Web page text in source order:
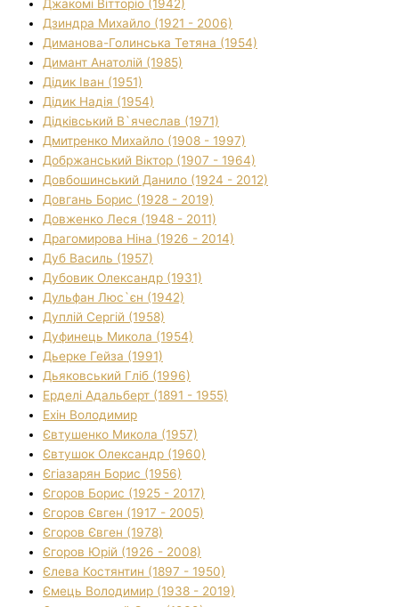
Джакомі Вітторіо (1942)
Дзиндра Михайло (1921 - 2006)
Диманова-Голинська Тетяна (1954)
Димант Анатолій (1985)
Дідик Іван (1951)
Дідик Надія (1954)
Дідківський В`ячеслав (1971)
Дмитренко Михайло (1908 - 1997)
Добржанський Віктор (1907 - 1964)
Довбошинський Данило (1924 - 2012)
Довгань Борис (1928 - 2019)
Довженко Леся (1948 - 2011)
Драгомирова Ніна (1926 - 2014)
Дуб Василь (1957)
Дубовик Олександр (1931)
Дульфан Люс`єн (1942)
Дуплій Сергій (1958)
Дуфинець Микола (1954)
Дьерке Гейза (1991)
Дьяковський Гліб (1996)
Ерделі Адальберт (1891 - 1955)
Ехін Володимир
Євтушенко Микола (1957)
Євтушок Олександр (1960)
Єгіазарян Борис (1956)
Єгоров Борис (1925 - 2017)
Єгоров Євген (1917 - 2005)
Єгоров Євген (1978)
Єгоров Юрій (1926 - 2008)
Єлева Костянтин (1897 - 1950)
Ємець Володимир (1938 - 2019)